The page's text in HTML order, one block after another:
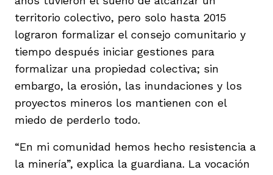
territorio colectivo, pero solo hasta 2015
lograron formalizar el consejo comunitario y
tiempo después iniciar gestiones para
formalizar una propiedad colectiva; sin
embargo, la erosión, las inundaciones y los
proyectos mineros los mantienen con el
miedo de perderlo todo.
“En mi comunidad hemos hecho resistencia a
la minería”, explica la guardiana. La vocación